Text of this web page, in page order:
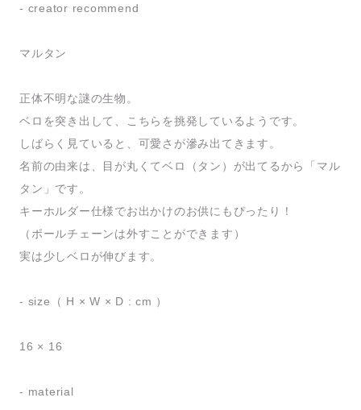
- creator recommend
マルタン
正体不明な謎の生物。
ベロを突き出して、こちらを挑発しているようです。
しばらく見ていると、可愛さが滲み出てきます。
名前の由来は、目が丸くてベロ（タン）が出てるから「マル
タン」です。
キーホルダー仕様でお出かけのお供にもぴったり！
（ボールチェーンは外すことができます）
実は少しベロが伸びます。
- size（ H × W × D : cm ）
16 × 16
- material